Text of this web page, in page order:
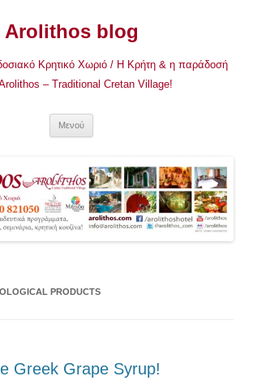
Arolithos blog
Κρητικό Χωριό / Η Κρήτη & η παράδοσή
– Traditional Cretan Village!
Μενού
PRODUCTS
Greek Grape Syrup!